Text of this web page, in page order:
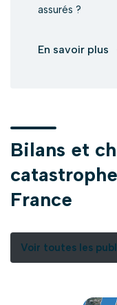
assurés ?
En savoir plus
Bilans et
France
Voir toutes les